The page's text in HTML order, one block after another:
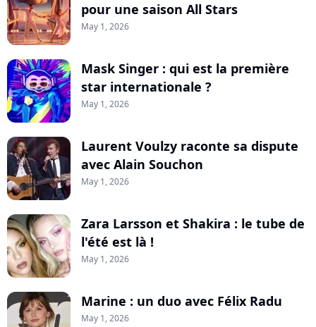
pour une saison All Stars
May 1, 2026
Mask Singer : qui est la première
star internationale ?
May 1, 2026
Laurent Voulzy raconte sa dispute
avec Alain Souchon
May 1, 2026
Zara Larsson et Shakira : le tube de
l'été est là !
May 1, 2026
Marine : un duo avec Félix Radu
May 1, 2026